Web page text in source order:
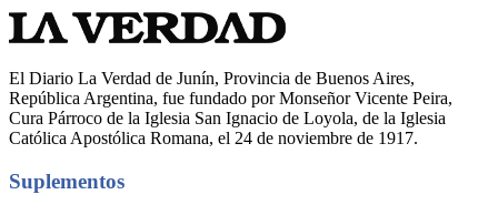
El Diario La Verdad de Junín, Provincia de Buenos Aires,
República Argentina, fue fundado por Monseñor Vicente Peira,
Cura Párroco de la Iglesia San Ignacio de Loyola, de la Iglesia
Católica Apostólica Romana, el 24 de noviembre de 1917.
Suplementos